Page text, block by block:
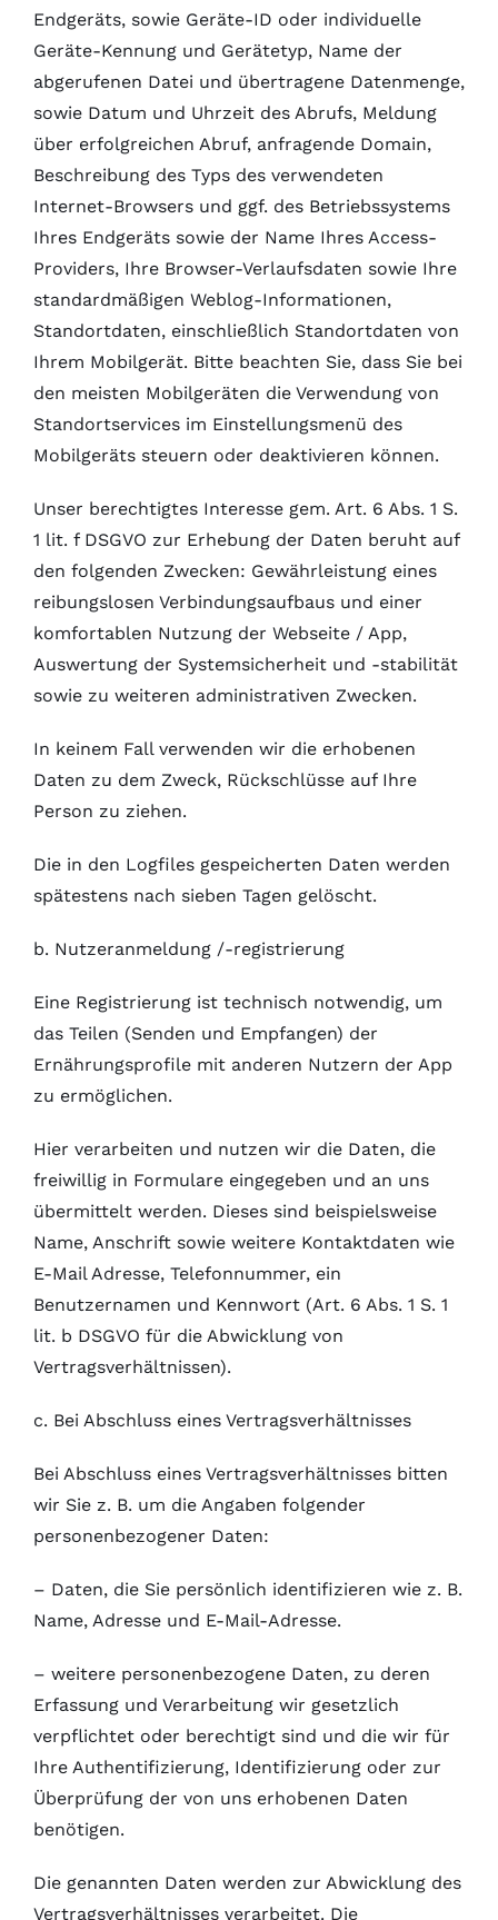
Endgeräts, sowie Geräte-ID oder individuelle
Geräte-Kennung und Gerätetyp, Name der
abgerufenen Datei und übertragene Datenmenge,
sowie Datum und Uhrzeit des Abrufs, Meldung
über erfolgreichen Abruf, anfragende Domain,
Beschreibung des Typs des verwendeten
Internet-Browsers und ggf. des Betriebssystems
Ihres Endgeräts sowie der Name Ihres Access-
Providers, Ihre Browser-Verlaufsdaten sowie Ihre
standardmäßigen Weblog-Informationen,
Standortdaten, einschließlich Standortdaten von
Ihrem Mobilgerät. Bitte beachten Sie, dass Sie bei
den meisten Mobilgeräten die Verwendung von
Standortservices im Einstellungsmenü des
Mobilgeräts steuern oder deaktivieren können.
Unser berechtigtes Interesse gem. Art. 6 Abs. 1 S.
1 lit. f DSGVO zur Erhebung der Daten beruht auf
den folgenden Zwecken: Gewährleistung eines
reibungslosen Verbindungsaufbaus und einer
komfortablen Nutzung der Webseite / App,
Auswertung der Systemsicherheit und -stabilität
sowie zu weiteren administrativen Zwecken.
In keinem Fall verwenden wir die erhobenen
Daten zu dem Zweck, Rückschlüsse auf Ihre
Person zu ziehen.
Die in den Logfiles gespeicherten Daten werden
spätestens nach sieben Tagen gelöscht.
b. Nutzeranmeldung /-registrierung
Eine Registrierung ist technisch notwendig, um
das Teilen (Senden und Empfangen) der
Ernährungsprofile mit anderen Nutzern der App
zu ermöglichen.
Hier verarbeiten und nutzen wir die Daten, die
freiwillig in Formulare eingegeben und an uns
übermittelt werden. Dieses sind beispielsweise
Name, Anschrift sowie weitere Kontaktdaten wie
E-Mail Adresse, Telefonnummer, ein
Benutzernamen und Kennwort (Art. 6 Abs. 1 S. 1
lit. b DSGVO für die Abwicklung von
Vertragsverhältnissen).
c. Bei Abschluss eines Vertragsverhältnisses
Bei Abschluss eines Vertragsverhältnisses bitten
wir Sie z. B. um die Angaben folgender
personenbezogener Daten:
– Daten, die Sie persönlich identifizieren wie z. B.
Name, Adresse und E-Mail-Adresse.
– weitere personenbezogene Daten, zu deren
Erfassung und Verarbeitung wir gesetzlich
verpflichtet oder berechtigt sind und die wir für
Ihre Authentifizierung, Identifizierung oder zur
Überprüfung der von uns erhobenen Daten
benötigen.
Die genannten Daten werden zur Abwicklung des
Vertragsverhältnisses verarbeitet. Die